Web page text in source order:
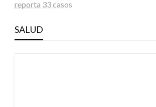
reporta 33 casos
SALUD